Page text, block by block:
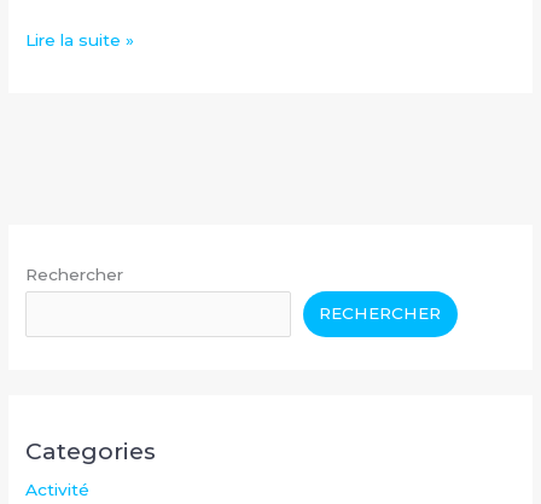
Ouaddaï
Lire la suite »
Rechercher
RECHERCHER
Categories
Activité